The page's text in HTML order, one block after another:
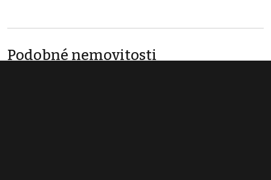
Podobné nemovitosti